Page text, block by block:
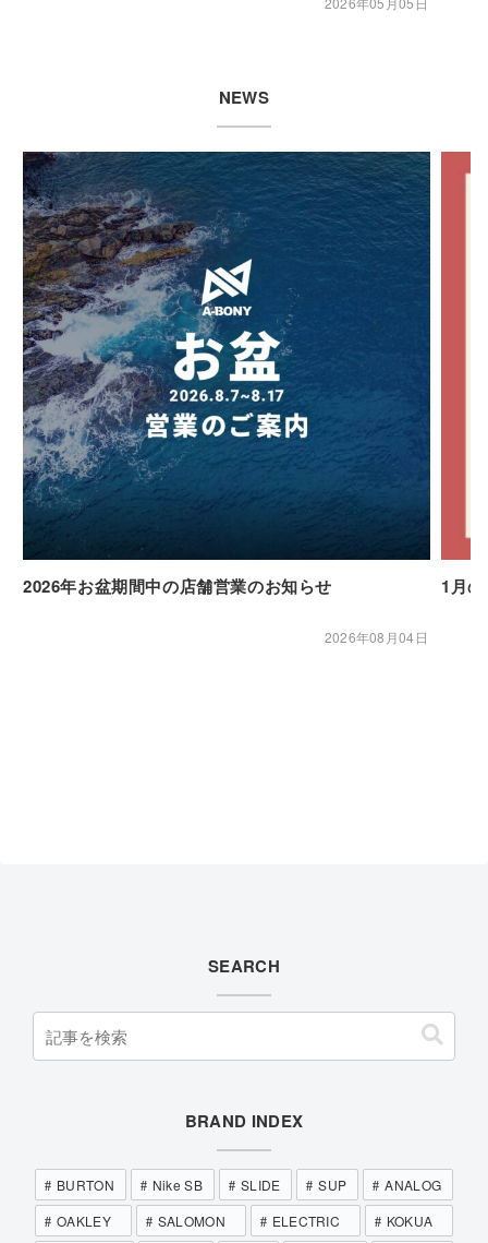
NEWS
2026年お盆期間中の店舗営業のお知らせ
2026年08月04日
1月
SEARCH
BRAND INDEX
BURTON Nike SB SLIDE SUP
ANALOG
OAKLEY
SALOMON ELECTRIC
KOKUA